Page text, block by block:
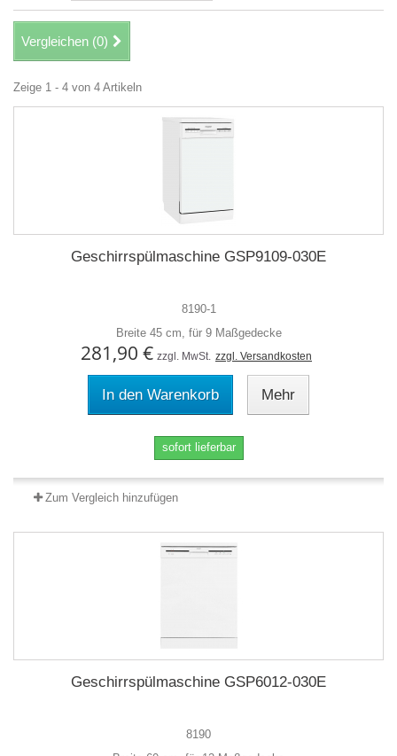
Vergleichen (0)
Zeige 1 - 4 von 4 Artikeln
Geschirrspülmaschine GSP9109-030E
8190-1
Breite 45 cm, für 9 Maßgedecke
281,90 € zzgl. MwSt. zzgl. Versandkosten
In den Warenkorb Mehr
sofort lieferbar
Zum Vergleich hinzufügen
Geschirrspülmaschine GSP6012-030E
8190